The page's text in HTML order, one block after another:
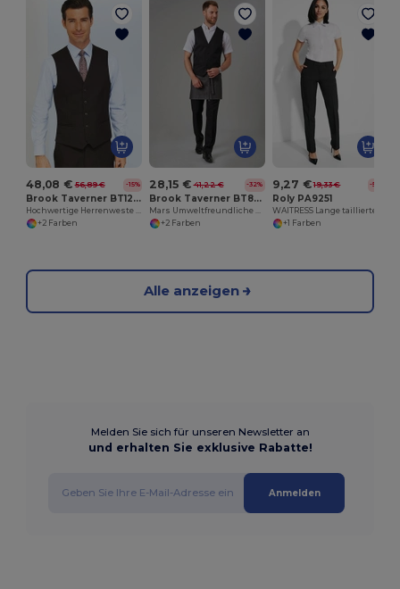
48,08 € 56,89 € -15%
Brook Taverner BT1295
+2 Farben
28,15 € 41,22 € -32%
Brook Taverner BT8648
+2 Farben
9,27 € 19,33 € -52%
Roly PA9251
+1 Farben
Alle anzeigen
Melden Sie sich für unseren Newsletter an
und erhalten Sie exklusive Rabatte!
Anmelden